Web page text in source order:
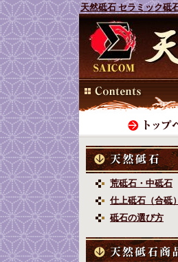
天然砥石 セラミック砥
荒砥石・中砥石
仕上砥石（合砥）
砥石の選び方